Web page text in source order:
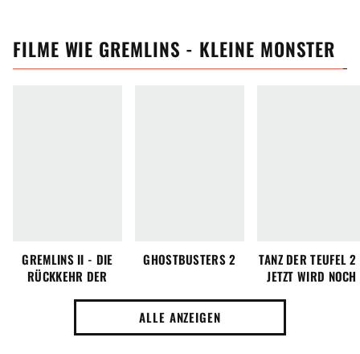
FILME WIE GREMLINS - KLEINE MONSTER
GREMLINS II - DIE
RÜCKKEHR DER
GHOSTBUSTERS 2
TANZ DER TEUFEL
JETZT WIRD NOCH
ALLE ANZEIGEN